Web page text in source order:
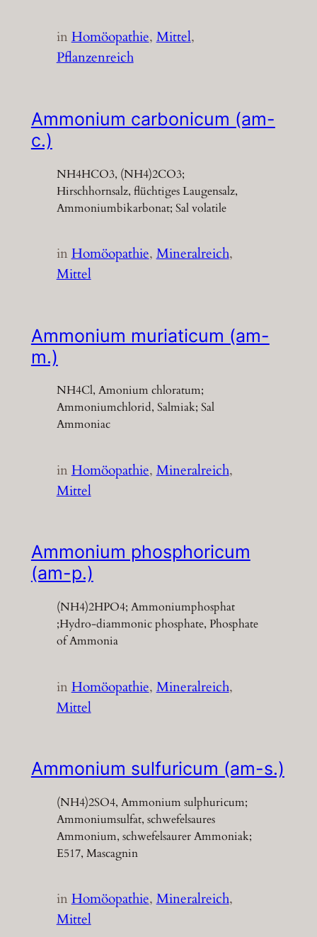
inHomöopathie, Mittel
Pflanzenreich
Ammonium carbonicum (am-
c.)
NH4HCO3, (NH4)2CO3;
Hirschhornsalz, flüchtiges Laugensalz,
Ammoniumbikarbonat; Sal volatile
inHomöopathie, Mineralreich
Mittel
Ammonium muriaticum (am-
m.)
NH4Cl, Amonium chloratum;
Ammoniumchlorid, Salmiak; Sal
Ammoniac
inHomöopathie, Mineralreich
Mittel
Ammonium phosphoricum
(am-p.)
(NH4)2HPO4; Ammoniumphosphat
;Hydro-diammonic phosphate, Phosphate
of Ammonia
inHomöopathie, Mineralreich
Mittel
Ammonium sulfuricum (am-s.)
(NH4)2SO4, Ammonium sulphuricum;
Ammoniumsulfat, schwefelsaures
Ammonium, schwefelsaurer Ammoniak;
E517, Mascagnin
inHomöopathie, Mineralreich
Mittel